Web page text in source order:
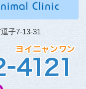
子7-13-31